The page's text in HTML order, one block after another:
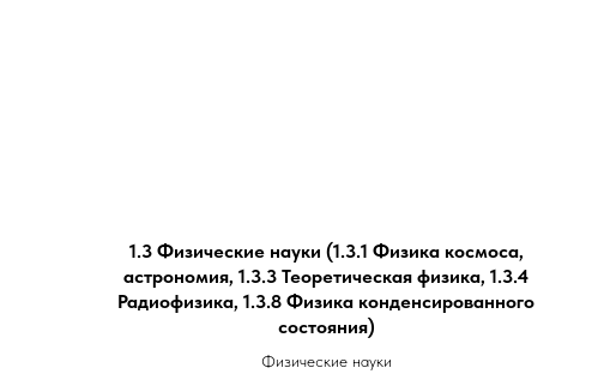
1.3 Физические науки (1.3.1 Физика космоса,
астрономия, 1.3.3 Теоретическая физика, 1.3.4
Радиофизика, 1.3.8 Физика конденсированного
состояния)
Физические науки